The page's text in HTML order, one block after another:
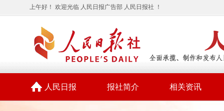
上午好！ 欢迎光临 人民日报广告部 人民日报社 ！
人民日报 报社简介 相关资讯